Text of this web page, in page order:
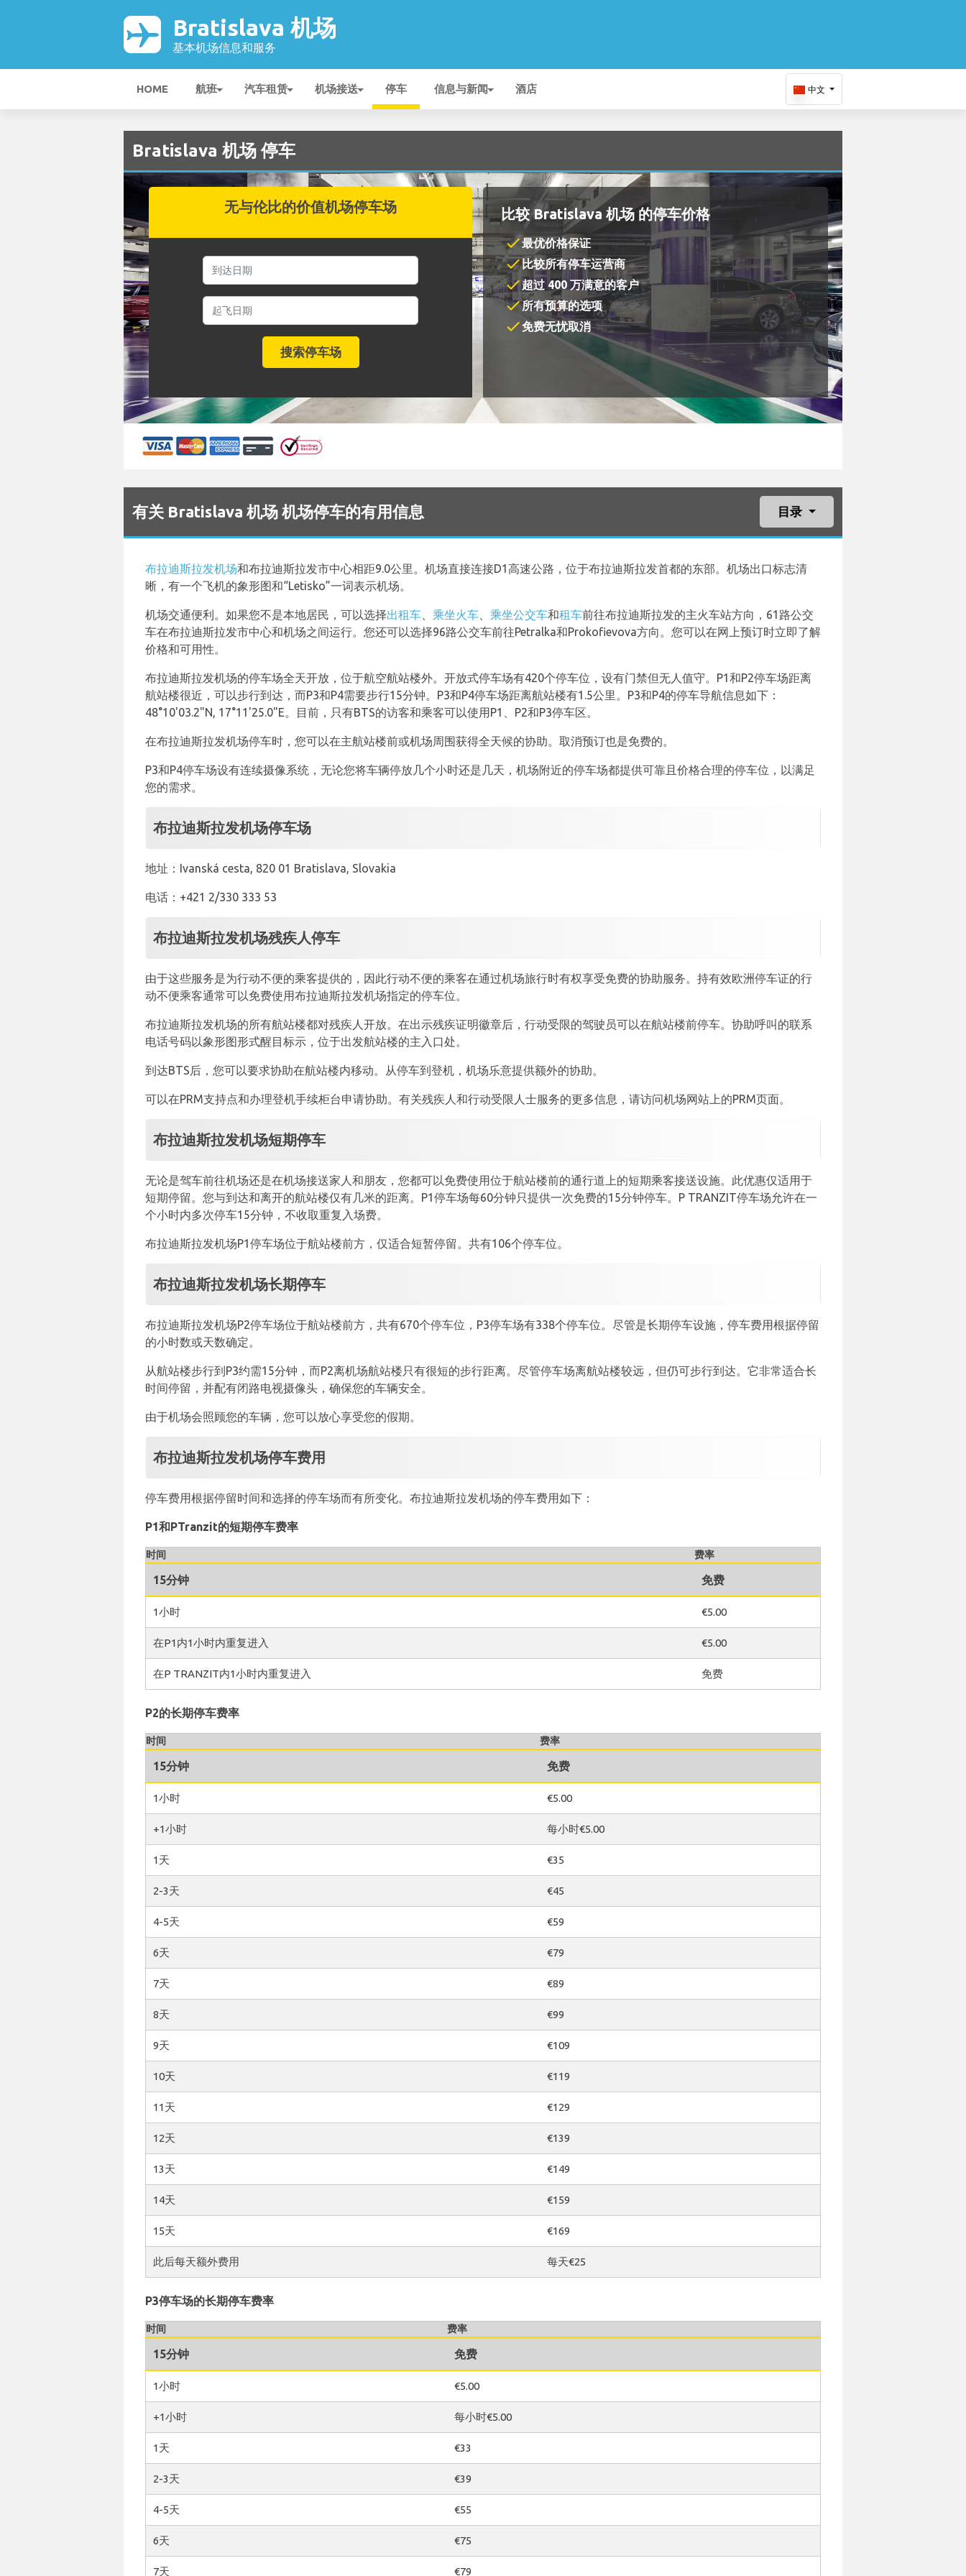
Bratislava 机场
基本机场信息和服务
HOME 航班 汽车租赁 机场接送 停车 信息与新闻 酒店 中文
Bratislava 机场 停车
无与伦比的价值机场停车场 比较 Bratislava 机场 的停车价格
check最优价格保证
check比较所有停车运营商
check超过 400 万满意的客户
check所有预算的选项
check免费无忧取消
有关 Bratislava 机场 机场停车的有用信息 目录
布拉迪斯拉发机场和布拉迪斯拉发市中心相距9.0公里。机场直接连接D1高速公路，位于布拉迪斯拉发首都的东部。机场出口标志清
晰，有一个飞机的象形图和“Letisko”一词表示机场。
机场交通便利。如果您不是本地居民，可以选择出租车 乘坐火车 乘坐公交车和租车前往布拉迪斯拉发的主火车站方向，61路公交
车在布拉迪斯拉发市中心和机场之间运行。您还可以选择96路公交车前往Petralka和Prokofievova方向。您可以在网上预订时立即了解
价格和可用性。
布拉迪斯拉发机场的停车场全天开放，位于航空航站楼外。开放式停车场有420个停车位，设有门禁但无人值守。P1和P2停车场距离
航站楼很近，可以步行到达，而P3和P4需要步行15分钟。P3和P4停车场距离航站楼有1.5公里。P3和P4的停车导航信息如下：
48°10'03.2"N, 17°11'25.0"E。目前，只有BTS的访客和乘客可以使用P1、P2和P3停车区。
在布拉迪斯拉发机场停车时，您可以在主航站楼前或机场周围获得全天候的协助。取消预订也是免费的。
P3和P4停车场设有连续摄像系统，无论您将车辆停放几个小时还是几天，机场附近的停车场都提供可靠且价格合理的停车位，以满足
您的需求。
布拉迪斯拉发机场停车场
地址：Ivanská cesta, 820 01 Bratislava, Slovakia
电话：+421 2/330 333 53
布拉迪斯拉发机场残疾人停车
由于这些服务是为行动不便的乘客提供的，因此行动不便的乘客在通过机场旅行时有权享受免费的协助服务。持有效欧洲停车证的行
动不便乘客通常可以免费使用布拉迪斯拉发机场指定的停车位。
布拉迪斯拉发机场的所有航站楼都对残疾人开放。在出示残疾证明徽章后，行动受限的驾驶员可以在航站楼前停车。协助呼叫的联系
电话号码以象形图形式醒目标示，位于出发航站楼的主入口处。
到达BTS后，您可以要求协助在航站楼内移动。从停车到登机，机场乐意提供额外的协助。
可以在PRM支持点和办理登机手续柜台申请协助。有关残疾人和行动受限人士服务的更多信息，请访问机场网站上的PRM页面。
布拉迪斯拉发机场短期停车
无论是驾车前往机场还是在机场接送家人和朋友，您都可以免费使用位于航站楼前的通行道上的短期乘客接送设施。此优惠仅适用于
短期停留。您与到达和离开的航站楼仅有几米的距离。P1停车场每60分钟只提供一次免费的15分钟停车。P TRANZIT停车场允许在一
个小时内多次停车15分钟，不收取重复入场费。
布拉迪斯拉发机场P1停车场位于航站楼前方，仅适合短暂停留。共有106个停车位。
布拉迪斯拉发机场长期停车
布拉迪斯拉发机场P2停车场位于航站楼前方，共有670个停车位，P3停车场有338个停车位。尽管是长期停车设施，停车费用根据停留
的小时数或天数确定。
从航站楼步行到P3约需15分钟，而P2离机场航站楼只有很短的步行距离。尽管停车场离航站楼较远，但仍可步行到达。它非常适合长
时间停留，并配有闭路电视摄像头，确保您的车辆安全。
由于机场会照顾您的车辆，您可以放心享受您的假期。
布拉迪斯拉发机场停车费用
停车费用根据停留时间和选择的停车场而有所变化。布拉迪斯拉发机场的停车费用如下：
P1和PTranzit的短期停车费率
时间 费率
15分钟 免费
1小时 €5.00
在P1内1小时内重复进入 €5.00
在P TRANZIT内1小时内重复进入 免费
P2的长期停车费率
时间 费率
15分钟 免费
1小时 €5.00
+1小时 每小时€5.00
1天 €35
2-3天 €45
4-5天 €59
6天 €79
7天 €89
8天 €99
9天 €109
10天 €119
11天 €129
12天 €139
13天 €149
14天 €159
15天 €169
此后每天额外费用 每天€25
P3停车场的长期停车费率
时间 费率
15分钟 免费
1小时 €5.00
+1小时 每小时€5.00
1天 €33
2-3天 €39
4-5天 €55
6天 €75
7天 €79